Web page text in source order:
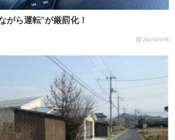
がら運転”が厳罰化！
2021/01/15